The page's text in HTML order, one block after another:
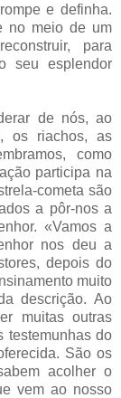
e definha.
no meio de um
para
seu esplendor
de nós, ao
os riachos, as
como
participa na
cometa são
a pôr-nos a
«Vamos a
nos deu a
depois do
muito
descrição. Ao
muitas outras
testemunhas do
São os
acolher o
vem ao nosso